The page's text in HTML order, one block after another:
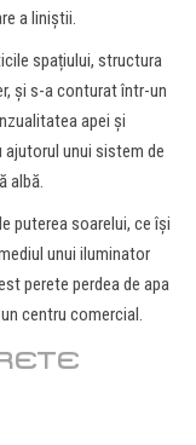
a liniștii.
spațiului, structura
și s-a conturat într-un
apei și
unui sistem de
albă.
puterea soarelui, ce își
unui iluminator
perete perdea de apa
centru comercial.